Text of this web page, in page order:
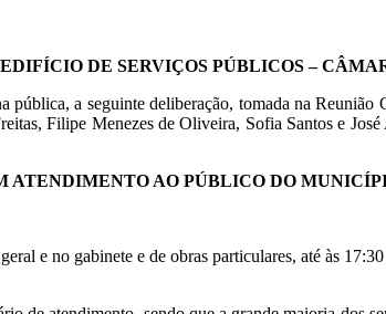
DE SERVIÇOS PÚBLICOS –
pública, a seguinte deliberação, tomada na
Filipe Menezes de Oliveira, Sofia Santos e
AO PÚBLICO DO
e no gabinete e de obras particulares, até às